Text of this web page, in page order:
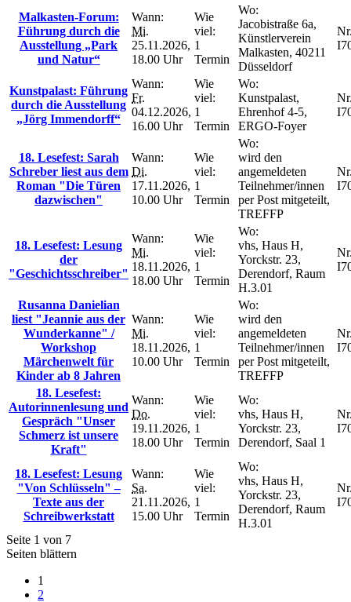
Malkasten-Forum:
Führung durch die
Ausstellung „Park
und Natur“
Wann:
Mi.
25.11.2026,
18.00 Uhr
Wie
viel:
1
Termin
Wo:
Jacobistraße 6a,
Künstlerverein
Malkasten, 40211
Düsseldorf
Kunstpalast: Führung
durch die Ausstellung
„Jörg Immendorff“
Wann:
Fr.
04.12.2026,
16.00 Uhr
Wie
viel:
1
Termin
Wo:
Kunstpalast,
Ehrenhof 4-5,
ERGO-Foyer
18. Lesefest: Sarah
Schreber liest aus dem
Roman "Die Türen
dazwischen"
Wann:
Di.
17.11.2026,
10.00 Uhr
Wie
viel:
1
Termin
Wo:
wird den
angemeldeten
Teilnehmer/innen
per Post mitgeteilt,
TREFFP
18. Lesefest: Lesung
der
"Geschichtsschreiber"
Wann:
Mi.
18.11.2026,
18.00 Uhr
Wie
viel:
1
Termin
Wo:
vhs, Haus H,
Yorckstr. 23,
Derendorf, Raum
H.3.01
Rusanna Danielian
liest "Jeannie aus der
Wunderkanne" /
Workshop
Märchenwelt für
Kinder ab 8 Jahren
Wann:
Mi.
18.11.2026,
10.00 Uhr
Wie
viel:
1
Termin
Wo:
wird den
angemeldeten
Teilnehmer/innen
per Post mitgeteilt,
TREFFP
18. Lesefest:
Autorinnenlesung und
Gespräch "Unser
Schmerz ist unsere
Kraft"
Wann:
Do.
19.11.2026,
18.00 Uhr
Wie
viel:
1
Termin
Wo:
vhs, Haus H,
Yorckstr. 23,
Derendorf, Saal 1
18. Lesefest: Lesung
"Von Schlüsseln" –
Texte aus der
Schreibwerkstatt
Wann:
Sa.
21.11.2026,
15.00 Uhr
Wie
viel:
1
Termin
Wo:
vhs, Haus H,
Yorckstr. 23,
Derendorf, Raum
H.3.01
Seite 1 von 7
Seiten blättern
1
2